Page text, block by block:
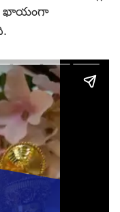
ఖాయంగా